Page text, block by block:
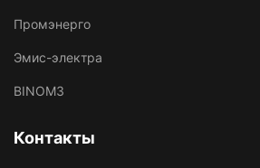
Промэнерго
Эмис-электра
BINOM3
Контакты